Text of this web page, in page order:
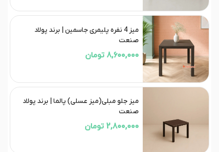
میز 4 نفره پلیمری جاسمین | برند پولاد
صنعت
8,600,000 تومان
میز جلو مبلی(میز عسلی) پالما | برند پولاد
صنعت
2,800,000 تومان